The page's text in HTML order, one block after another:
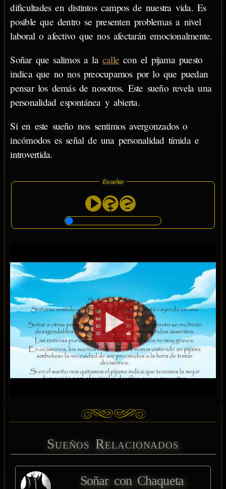
dificultades en distintos campos de nuestra vida. Es
posible que dentro se presenten problemas a nivel
laboral o afectivo que nos afectarán emocionalmente.
Soñar que salimos a la calle con el pijama puesto
indica que no nos preocupamos por lo que puedan
pensar los demás de nosotros. Este sueño revela una
personalidad espontánea y abierta.
Si en este sueño nos sentimos avergonzados o
incómodos es señal de una personalidad tímida e
introvertida.
Escuchar
Sueños Relacionados
Soñar con Chaqueta